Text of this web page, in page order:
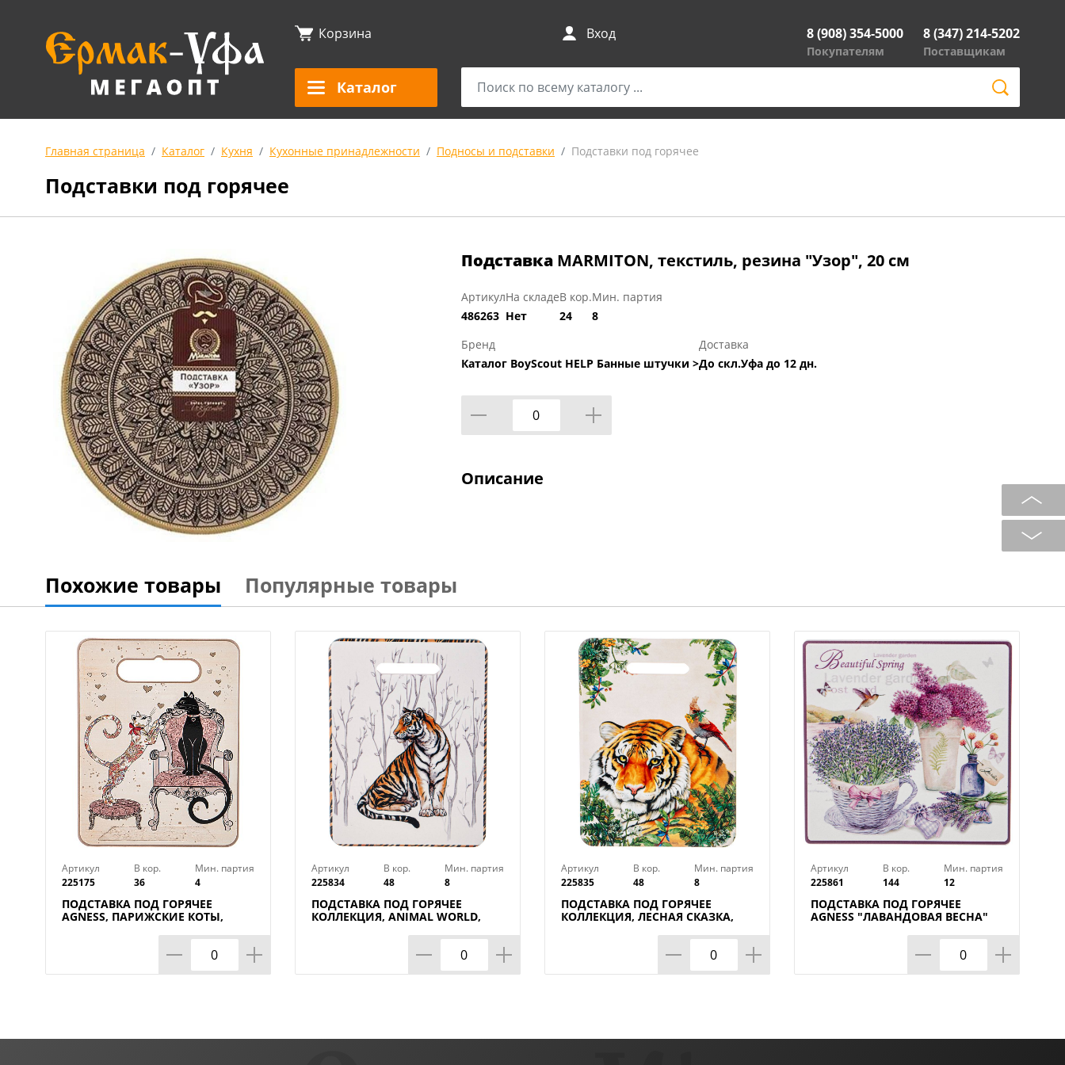
Корзина Вход 8 (908) 354-5000
Покупателям
8 (347) 214-5202
Поставщикам
Каталог
Главная страница Каталог Кухня Кухонные принадлежности Подносы и подставки Подставки под горячее
Подставки под горячее
Подставка MARMITON, текстиль, резина "Узор", 20 см
Артикул
486263
На складе
Нет
В кор.
24
Мин. партия
8
Бренд
Каталог BoyScout HELP Банные штучки >
Доставка
До скл.Уфа до 12 дн.
Описание
Похожие товары Популярные товары
Артикул
225175
В кор.
36
Мин. партия
4
ПОДСТАВКА ПОД ГОРЯЧЕЕ
AGNESS, ПАРИЖСКИЕ КОТЫ,
Артикул
225834
В кор.
48
Мин. партия
8
ПОДСТАВКА ПОД ГОРЯЧЕЕ
КОЛЛЕКЦИЯ, ANIMAL WORLD,
Артикул
225835
В кор.
48
Мин. партия
8
ПОДСТАВКА ПОД ГОРЯЧЕЕ
КОЛЛЕКЦИЯ, ЛЕСНАЯ СКАЗКА,
Артикул
225861
В кор.
144
Мин. партия
12
ПОДСТАВКА ПОД ГОРЯЧЕЕ
AGNESS "ЛАВАНДОВАЯ ВЕСНА"